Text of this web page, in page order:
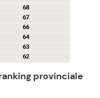
provinciale